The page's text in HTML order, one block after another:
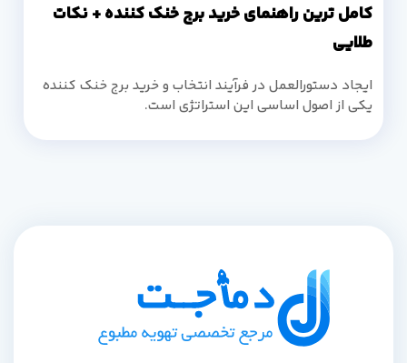
کامل ترین راهنمای خرید برج خنک کننده + نکات
طلایی
ایجاد دستورالعمل در فرآیند انتخاب و خرید برج خنک کننده
یکی از اصول اساسی این استراتژی است.